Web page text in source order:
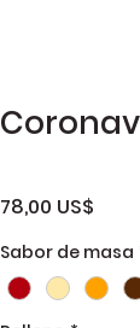
78,00 US$
Sabor de masa